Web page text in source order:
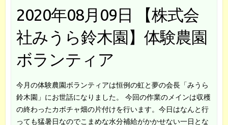
2020年08月09日 【株式会
社みうら鈴木園】体験農園
ボランティア
今月の体験農園ボランティアは恒例の虹と夢の会長「みうら
鈴木園」にお世話になりました。 今回の作業のメインは収穫
の終わったカボチャ畑の片付けを行います。今日はなんと行
っても猛暑日なのでこまめな水分補給がかかせない一日とな